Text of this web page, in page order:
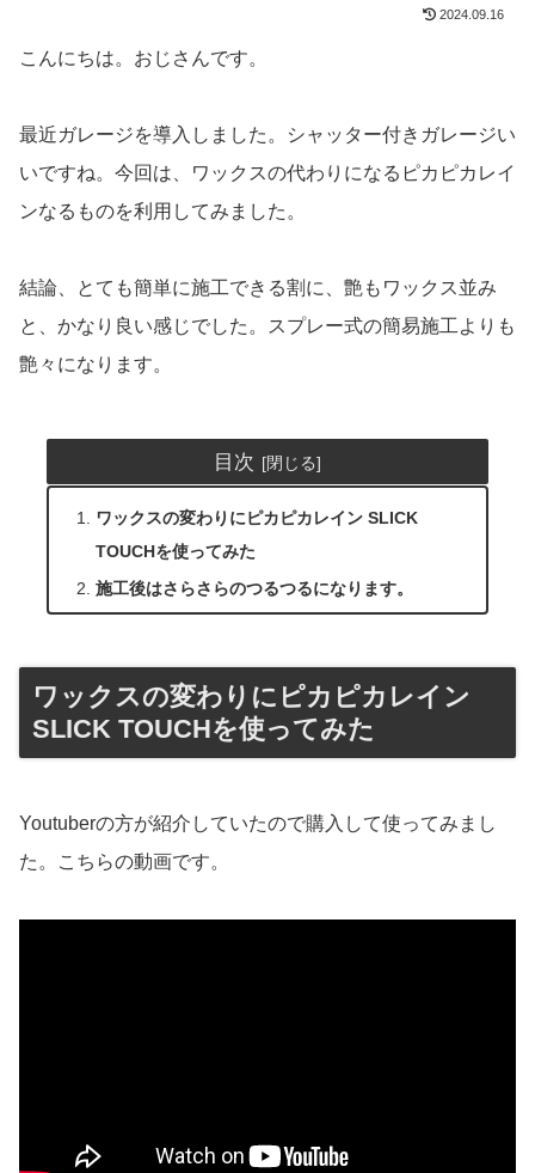
2024.09.16
こんにちは。おじさんです。
最近ガレージを導入しました。シャッター付きガレージい
いですね。今回は、ワックスの代わりになるピカピカレイ
ンなるものを利用してみました。
結論、とても簡単に施工できる割に、艶もワックス並み
と、かなり良い感じでした。スプレー式の簡易施工よりも
艶々になります。
目次
ワックスの変わりにピカピカレイン SLICK
TOUCHを使ってみた
施工後はさらさらのつるつるになります。
ワックスの変わりにピカピカレイン
SLICK TOUCHを使ってみた
Youtuberの方が紹介していたので購入して使ってみまし
た。こちらの動画です。